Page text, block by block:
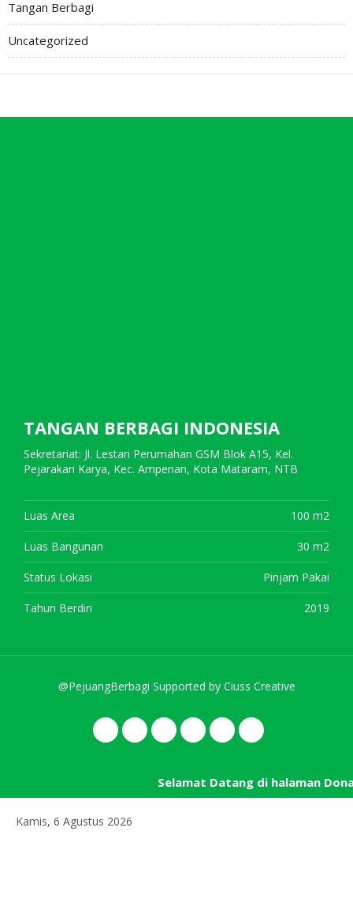
Kamis, 6 Agustus 2026
Tangan Berbagi
Uncategorized
TANGAN BERBAGI INDONESIA
Sekretariat: Jl. Lestari Perumahan GSM Blok A15, Kel.
Pejarakan Karya, Kec. Ampenan, Kota Mataram, NTB
Luas Area 100 m2
Luas Bangunan 30 m2
Status Lokasi Pinjam Pakai
Tahun Berdiri 2019
@PejuangBerbagi Supported by Ciuss Creative
Selamat Datang di halaman